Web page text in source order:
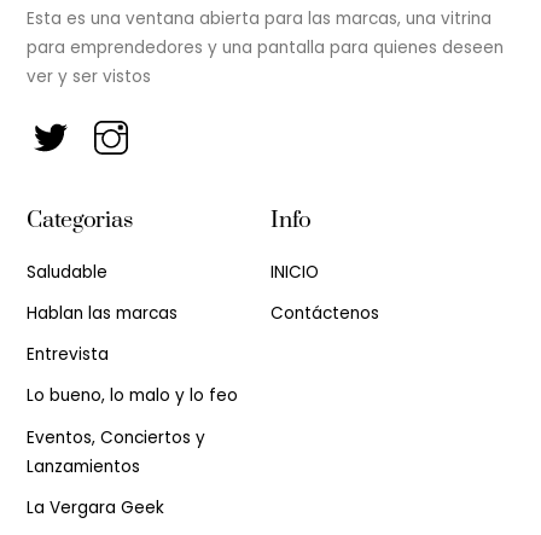
Esta es una ventana abierta para las marcas, una vitrina
para emprendedores y una pantalla para quienes deseen
ver y ser vistos
Categorias
Saludable
Hablan las marcas
Entrevista
Lo bueno, lo malo y lo feo
Eventos, Conciertos y
Lanzamientos
La Vergara Geek
Info
INICIO
Contáctenos